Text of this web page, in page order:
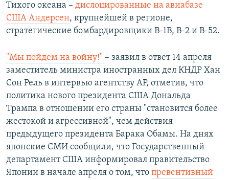
Тихого океана – дислоцированные на авиабазе
США Андерсен, крупнейшей в регионе,
стратегические бомбардировщики В-1В, В-2 и В-52.
"Мы пойдем на войну!" – заявил в ответ 14 апреля
заместитель министра иностранных дел КНДР Хан
Сон Рель в интервью агентству AP, отметив, что
политика нового президента США Дональда
Трампа в отношении его страны "становится более
жестокой и агрессивной", чем действия
предыдущего президента Барака Обамы. На днях
японские СМИ сообщили, что Государственный
департамент США информировал правительство
Японии в начале апреля о том, что превентивный